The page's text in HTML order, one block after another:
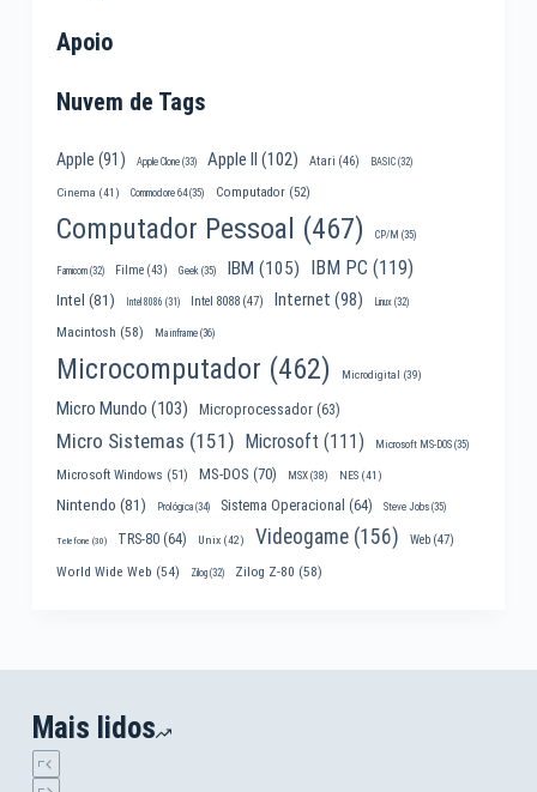
Apoio
Nuvem de Tags
Apple (91) Apple Clone(33) Apple II (102) Atari (46) BASIC(32)
Cinema (41) Commodore 64(35) Computador(52)
Computador Pessoal (467) CP/M (35)
Famicom(32) Filme(43) Geek(35) IBM (105) IBM PC (119)
Intel (81) Intel 8086 (31) Intel 8088(47) Internet (98) Linux(32)
Macintosh (58) Mainframe(36)
Microcomputador (462) Microdigital (39)
Micro Mundo (103) Microprocessador(63)
Micro Sistemas (151) Microsoft (111) Microsoft MS-DOS(35)
Microsoft Windows (51) MS-DOS (70) MSX(38) NES(41)
Nintendo (81) Prológica(34) Sistema Operacional (64) Steve Jobs(35)
Telefone (30) TRS-80(64) Unix(42) Videogame(156) Web(47)
World Wide Web (54) Zilog(32) Zilog Z-80 (58)
Mais lidos